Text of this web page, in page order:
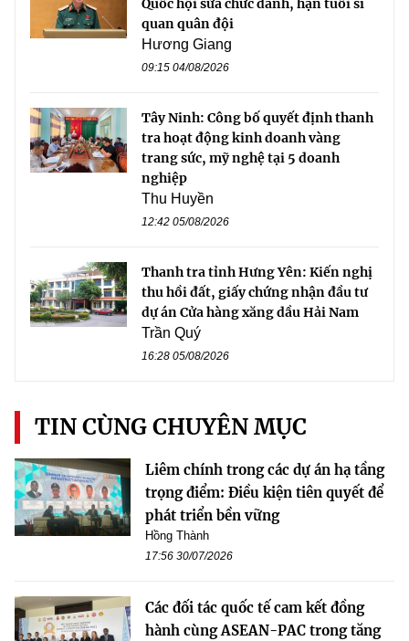
Quốc hội sửa chức danh, hạn tuổi sĩ
quan quân đội
Hương Giang
09:15 04/08/2026
Tây Ninh: Công bố quyết định thanh
tra hoạt động kinh doanh vàng
trang sức, mỹ nghệ tại 5 doanh
nghiệp
Thu Huyền
12:42 05/08/2026
Thanh tra tỉnh Hưng Yên: Kiến nghị
thu hồi đất, giấy chứng nhận đầu tư
dự án Cửa hàng xăng dầu Hải Nam
Trần Quý
16:28 05/08/2026
TIN CÙNG CHUYÊN MỤC
Liêm chính trong các dự án hạ tầng
trọng điểm: Điều kiện tiên quyết để
phát triển bền vững
Hồng Thành
17:56 30/07/2026
Các đối tác quốc tế cam kết đồng
hành cùng ASEAN-PAC trong tăng